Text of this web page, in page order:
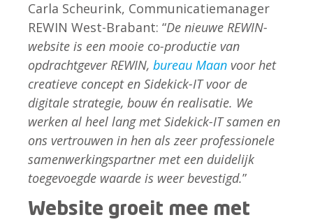
Carla Scheurink, Communicatiemanager
REWIN West-Brabant: “De nieuwe REWIN-
website is een mooie co-productie van
opdrachtgever REWIN, bureau Maan voor het
creatieve concept en Sidekick-IT voor de
digitale strategie, bouw én realisatie. We
werken al heel lang met Sidekick-IT samen en
ons vertrouwen in hen als zeer professionele
samenwerkingspartner met een duidelijk
toegevoegde waarde is weer bevestigd.”
Website groeit mee met